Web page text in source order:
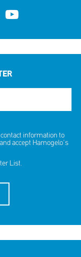
information to
accept Hamogelo's
List.